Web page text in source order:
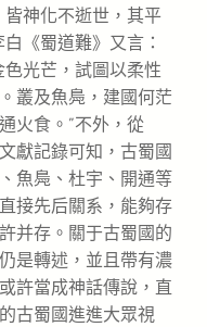
皆神化不逝世，其平
《蜀道難》又言：
光芒，試圖以柔性
叢及魚鳧，建國何茫
火食。”不外，從
獻記錄可知，古蜀國
魚鳧、杜宇、開通等
接先后關系，能夠存
并存。關于古蜀國的
是轉述，並且帶有濃
許當成神話傳說，直
古蜀國進進大眾視